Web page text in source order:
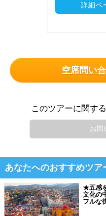
詳細ペ
空席問い
このツアーに関す
お問
あなたへのおすすめツア
★五感
文化の
フルな